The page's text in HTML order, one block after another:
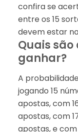
confira se
entre os 15
devem estar
Quais
ganhar?
A
jogando 15
apostas, com
apostas, com
apostas, e com